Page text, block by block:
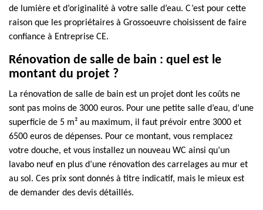
de lumière et d’originalité à votre salle d’eau. C’est pour cette
raison que les propriétaires à Grossoeuvre choisissent de faire
confiance à Entreprise CE.
Rénovation de salle de bain : quel est le
montant du projet ?
La rénovation de salle de bain est un projet dont les coûts ne
sont pas moins de 3000 euros. Pour une petite salle d’eau, d’une
superficie de 5 m² au maximum, il faut prévoir entre 3000 et
6500 euros de dépenses. Pour ce montant, vous remplacez
votre douche, et vous installez un nouveau WC ainsi qu’un
lavabo neuf en plus d’une rénovation des carrelages au mur et
au sol. Ces prix sont donnés à titre indicatif, mais le mieux est
de demander des devis détaillés.